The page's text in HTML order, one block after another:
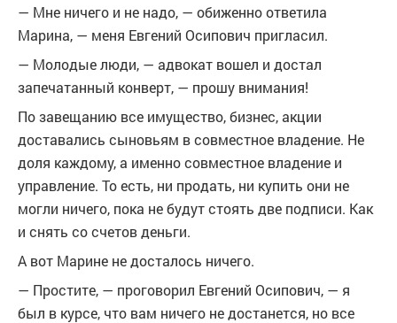
— Мне ничего и не надо, — обиженно ответила
Марина, — меня Евгений Осипович пригласил.
— Молодые люди, — адвокат вошел и достал
запечатанный конверт, — прошу внимания!
По завещанию все имущество, бизнес, акции
доставались сыновьям в совместное владение. Не
доля каждому, а именно совместное владение и
управление. То есть, ни продать, ни купить они не
могли ничего, пока не будут стоять две подписи. Как
и снять со счетов деньги.
А вот Марине не досталось ничего.
— Простите, — проговорил Евгений Осипович, — я
был в курсе, что вам ничего не достанется, но все